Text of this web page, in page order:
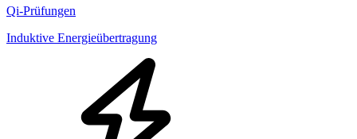
Qi-Prüfungen
Induktive Energieübertragung